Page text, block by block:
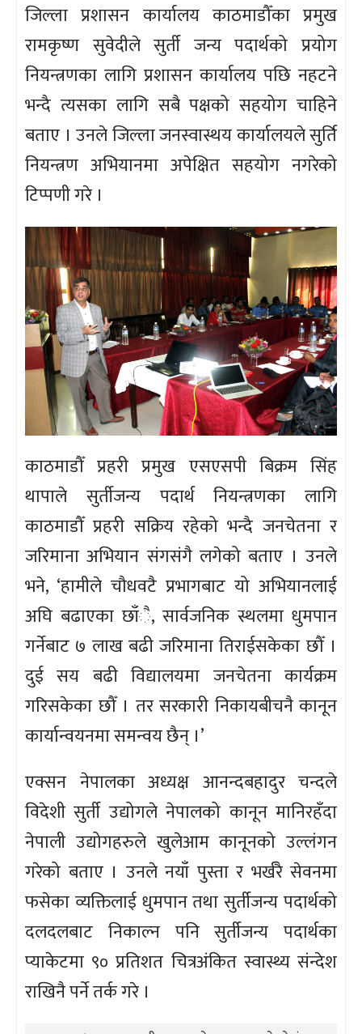
जिल्ला प्रशासन कार्यालय काठमाडौँका प्रमुख
रामकृष्ण सुवेदीले सुर्ती जन्य पदार्थको प्रयोग
नियन्त्रणका लागि प्रशासन कार्यालय पछि नहटने
भन्दै त्यसका लागि सबै पक्षको सहयोग चाहिने
बताए । उनले जिल्ला जनस्वास्थय कार्यालयले सुर्ति
नियन्त्रण अभियानमा अपेक्षित सहयोग नगरेको
टिप्पणी गरे ।
काठमाडौँ प्रहरी प्रमुख एसएसपी बिक्रम सिंह
थापाले सुर्तीजन्य पदार्थ नियन्त्रणका लागि
काठमाडौँ प्रहरी सक्रिय रहेको भन्दै जनचेतना र
जरिमाना अभियान संगसंगै लगेको बताए । उनले
भने, ‘हामीले चौधवटै प्रभागबाट यो अभियानलाई
अघि बढाएका छाँै, सार्वजनिक स्थलमा धुमपान
गर्नेबाट ७ लाख बढी जरिमाना तिराईसकेका छौँ ।
दुई सय बढी विद्यालयमा जनचेतना कार्यक्रम
गरिसकेका छौँ । तर सरकारी निकायबीचनै कानून
कार्यान्वयनमा समन्वय छैन् ।’
एक्सन नेपालका अध्यक्ष आनन्दबहादुर चन्दले
विदेशी सुर्ती उद्योगले नेपालको कानून मानिरहँदा
नेपाली उद्योगहरुले खुलेआम कानूनको उल्लंगन
गरेको बताए । उनले नयाँ पुस्ता र भर्खरै सेवनमा
फसेका व्यक्तिलाई धुमपान तथा सुर्तीजन्य पदार्थको
दलदलबाट निकाल्न पनि सुर्तीजन्य पदार्थका
प्याकेटमा ९० प्रतिशत चित्रअंकित स्वास्थ्य संन्देश
राखिनै पर्ने तर्क गरे ।